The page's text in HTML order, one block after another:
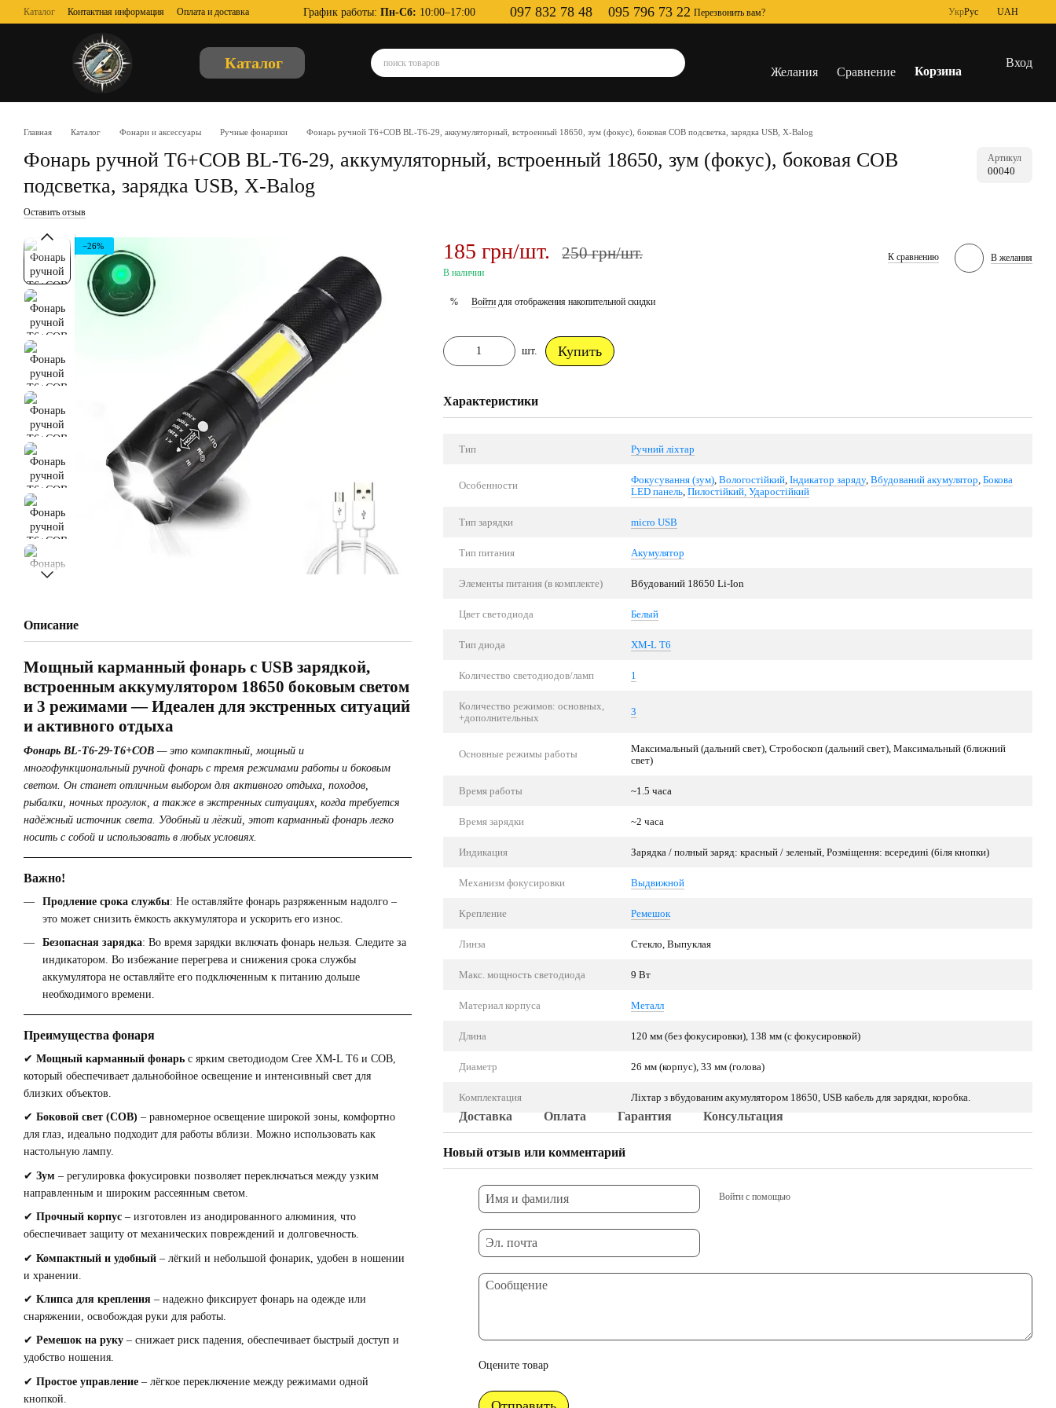
Перейти к основному контенту
Каталог Контактная информация
Оплата и доставка
Обмен и возврат
Отзывы о магазине
О нас
Пользовательское соглашение
График работы: Пн-Сб: 10:00–17:00 097 832 78 48 095 796 73 22 Перезвонить вам? УкрРус UAH
Каталог
Желания Сравнение Корзина
Вход
Главная Каталог Фонари и аксессуары Ручные фонарики Фонарь ручной T6+COB BL-T6-29, аккумуляторный, встроенный 18650, зум (фокус), боковая COB подсветка, зарядка USB, X-Balog
Фонарь ручной T6+COB BL-T6-29, аккумуляторный, встроенный 18650, зум (фокус), боковая COB
подсветка, зарядка USB, X-Balog
Артикул
00040
Оставить отзыв
−26%
Описание
Мощный карманный фонарь с USB зарядкой,
встроенным аккумулятором 18650 боковым светом
и 3 режимами — Идеален для экстренных ситуаций
и активного отдыха
Фонарь BL-T6-29-T6+COB — это компактный, мощный и
многофункциональный ручной фонарь с тремя режимами работы и боковым
светом. Он станет отличным выбором для активного отдыха, походов,
рыбалки, ночных прогулок, а также в экстренных ситуациях, когда требуется
надёжный источник света. Удобный и лёгкий, этот карманный фонарь легко
носить с собой и использовать в любых условиях.
Важно!
Продление срока службы: Не оставляйте фонарь разряженным надолго –
это может снизить ёмкость аккумулятора и ускорить его износ.
Безопасная зарядка: Во время зарядки включать фонарь нельзя. Следите за
индикатором. Во избежание перегрева и снижения срока службы
аккумулятора не оставляйте его подключенным к питанию дольше
необходимого времени.
Преимущества фонаря
✔ Мощный карманный фонарь с ярким светодиодом Cree XM-L T6 и COB,
который обеспечивает дальнобойное освещение и интенсивный свет для
близких объектов.
✔ Боковой свет (COB) – равномерное освещение широкой зоны, комфортно
для глаз, идеально подходит для работы вблизи. Можно использовать как
настольную лампу.
✔ Зум – регулировка фокусировки позволяет переключаться между узким
направленным и широким рассеянным светом.
✔ Прочный корпус – изготовлен из анодированного алюминия, что
обеспечивает защиту от механических повреждений и долговечность.
✔ Компактный и удобный – лёгкий и небольшой фонарик, удобен в ношении
и хранении.
✔ Клипса для крепления – надежно фиксирует фонарь на одежде или
снаряжении, освобождая руки для работы.
✔ Ремешок на руку – снижает риск падения, обеспечивает быстрый доступ и
удобство ношения.
✔ Простое управление – лёгкое переключение между режимами одной
кнопкой.
185 грн/шт. 250 грн/шт.
В наличии
К сравнению В желания
% Войтидля отображения накопительной скидки
шт. Купить
Характеристики
Тип Ручний ліхтар
Особенности Фокусування (зум), Вологостійкий, Індикатор заряду, Вбудований акумулятор, Бокова
LED панель, Пилостійкий, Ударостійкий
Тип зарядки micro USB
Тип питания Акумулятор
Элементы питания (в комплекте) Вбудований 18650 Li-Ion
Цвет светодиода Белый
Тип диода XM-L T6
Количество светодиодов/ламп 1
Количество режимов: основных,
+дополнительных
3
Основные режимы работы
Максимальный (дальний свет), Стробоскоп (дальний свет), Максимальный (ближний
свет)
Время работы ~1.5 часа
Время зарядки ~2 часа
Индикация Зарядка / полный заряд: красный / зеленый, Розміщення: всередині (біля кнопки)
Механизм фокусировки Выдвижной
Крепление Ремешок
Линза Стекло, Выпуклая
Макс. мощность светодиода 9 Вт
Материал корпуса Металл
Длина 120 мм (без фокусировки), 138 мм (с фокусировкой)
Диаметр 26 мм (корпус), 33 мм (голова)
Комплектация Ліхтар з вбудованим акумулятором 18650, USB кабель для зарядки, коробка.
Доставка Оплата Гарантия Консультация
Новый отзыв или комментарий
Войти с помощью
Оцените товар